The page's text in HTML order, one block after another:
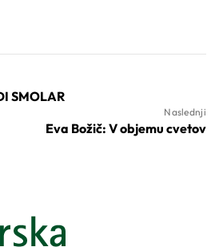
SMOLAR
Naslednji
Eva Božič: V objemu cvetov